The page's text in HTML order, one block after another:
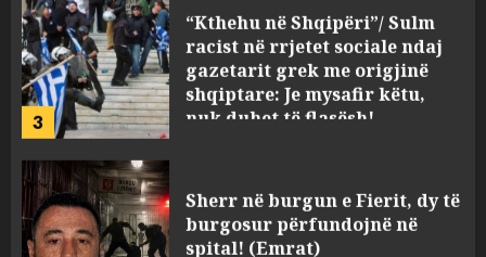
3
“Kthehu në Shqipëri”/ Sulm
racist në rrjetet sociale ndaj
gazetarit grek me origjinë
shqiptare: Je mysafir këtu,
nuk duhet të flasësh!
Sherr në burgun e Fierit, dy të
burgosur përfundojnë në
spital! (Emrat)